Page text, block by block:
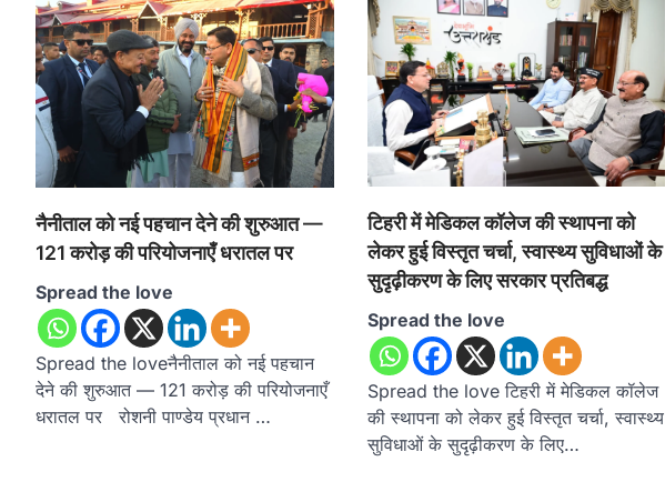
नैनीताल को नई पहचान देने की शुरुआत —
121 करोड़ की परियोजनाएँ धरातल पर
Spread the love
Spread the loveनैनीताल को नई पहचान
देने की शुरुआत — 121 करोड़ की परियोजनाएँ
धरातल पर रोशनी पाण्डेय प्रधान …
टिहरी में मेडिकल कॉलेज की स्थापना को
लेकर हुई विस्तृत चर्चा, स्वास्थ्य सुविधाओं के
सुदृढ़ीकरण के लिए सरकार प्रतिबद्ध
Spread the love
Spread the love टिहरी में मेडिकल कॉलेज
की स्थापना को लेकर हुई विस्तृत चर्चा, स्वास्थ्य
सुविधाओं के सुदृढ़ीकरण के लिए…